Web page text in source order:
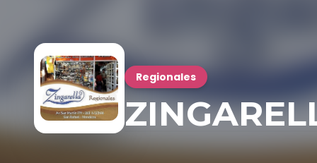
Regionales